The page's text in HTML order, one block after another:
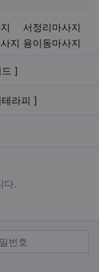
서정리마사지
지 용이동마사지
]
라피 ]
다.
필수